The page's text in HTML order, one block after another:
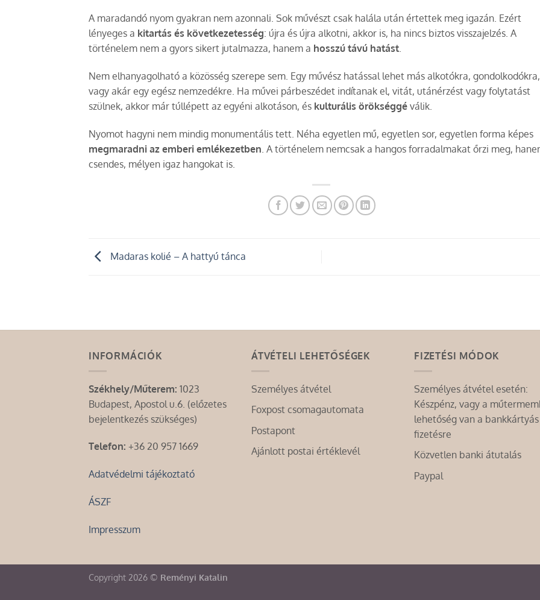
A maradandó nyom gyakran nem azonnali. Sok művészt csak halála után értettek meg igazán. Ezért
lényeges a kitartás és következetesség: újra és újra alkotni, akkor is, ha nincs biztos visszajelzés. A
történelem nem a gyors sikert jutalmazza, hanem a hosszú távú hatást.
Nem elhanyagolható a közösség szerepe sem. Egy művész hatással lehet más alkotókra, gondolkodókra,
vagy akár egy egész nemzedékre. Ha művei párbeszédet indítanak el, vitát, utánérzést vagy folytatást
szülnek, akkor már túllépett az egyéni alkotáson, és kulturális örökséggé válik.
Nyomot hagyni nem mindig monumentális tett. Néha egyetlen mű, egyetlen sor, egyetlen forma képes
megmaradni az emberi emlékezetben . A történelem nemcsak a hangos forradalmakat őrzi meg,
csendes, mélyen igaz hangokat is.
Madaras kolié – A hattyú tánca
INFORMÁCIÓK
Székhely/Műterem: 1023
Budapest, Apostol u.6. (előzetes
bejelentkezés szükséges)
Telefon: +36 20 957 1669
Adatvédelmi tájékoztató
ÁSZF
Impresszum
ÁTVÉTELI LEHETŐSÉGEK
Személyes átvétel
Foxpost csomagautomata
Postapont
Ajánlott postai értéklevél
FIZETÉSI MÓDOK
Személyes átvétel esetén:
Készpénz, vagy a
lehetőség van a bankkártyás
fizetésre
Közvetlen banki átutalás
Paypal
Copyright 2026 © Reményi Katalin